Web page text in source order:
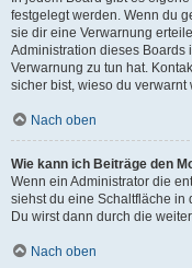
festgelegt werden. Wenn du
sie dir eine Verwarnung
Administration dieses Boards
Verwarnung zu tun hat.
sicher bist, wieso du verwarnt
Nach oben
Wie kann ich Beiträge den
Wenn ein Administrator die
siehst du eine Schaltfläche in
Du wirst dann durch die
Nach oben